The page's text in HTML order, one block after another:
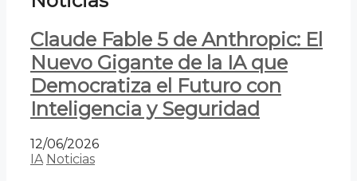
Claude Fable 5 de Anthropic: El
Nuevo Gigante de la IA que
Democratiza el Futuro con
Inteligencia y Seguridad
12/06/2026
IA Noticias